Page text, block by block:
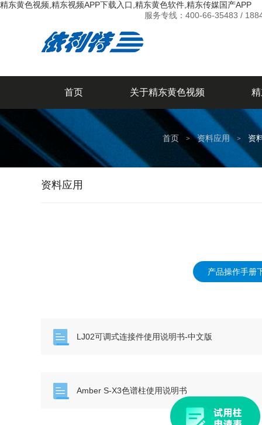
精东黄色视频,精东视频APP下载入口,精东黄色软件,精东传媒国产APP
服务专线： 400-66-35483 /
首页 关于精东黄色视频
联系精东黄色视频
首页 > 资料应用 > 资
资料应用
产品操作手册
LJ02可调式连接件使用说明书-中文版
Amber S-X3色谱柱使用说明书